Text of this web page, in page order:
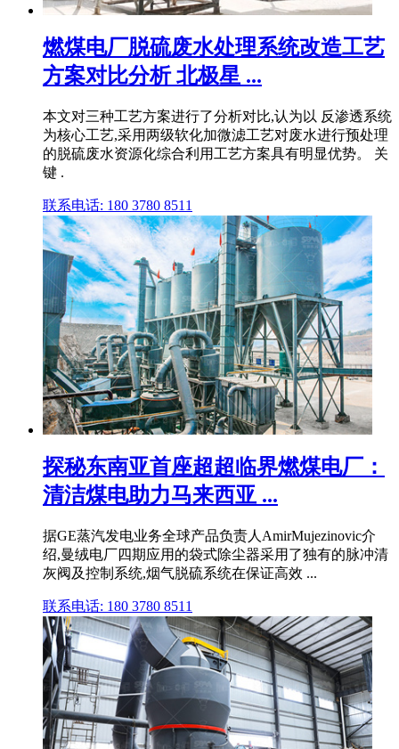
燃煤电厂脱硫废水处理系统改造工艺
方案对比分析 北极星 ...
本文对三种工艺方案进行了分析对比,认为以 反渗透系统
为核心工艺,采用两级软化加微滤工艺对废水进行预处理
的脱硫废水资源化综合利用工艺方案具有明显优势。 关
键 .
联系电话: 180 3780 8511
探秘东南亚首座超超临界燃煤电厂：
清洁煤电助力马来西亚 ...
据GE蒸汽发电业务全球产品负责人AmirMujezinovic介
绍,曼绒电厂四期应用的袋式除尘器采用了独有的脉冲清
灰阀及控制系统,烟气脱硫系统在保证高效 ...
联系电话: 180 3780 8511